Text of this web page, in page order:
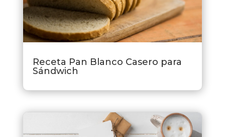
Receta Pan Blanco Casero para
Sándwich